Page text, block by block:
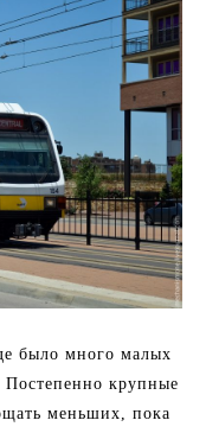
было много малых
крупные
меньших, пока